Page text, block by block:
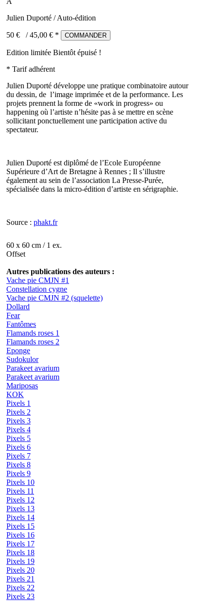
Julien Duporté / Auto-édition
50 € /45,00 € * COMMANDER
Edition limitée Bientôt épuisé !
* Tarif adhérent
Julien Duporté développe une pratique combinatoire autour
du dessin, de l’image imprimée et de la performance. Les
projets prennent la forme de «work in progress» ou
happening où l’artiste n’hésite pas à se mettre en scène
sollicitant ponctuellement une participation active du
spectateur.
Julien Duporté est diplômé de l’Ecole Européenne
Supérieure d’Art de Bretagne à Rennes ; Il s’illustre
également au sein de l’association La Presse-Purée,
spécialisée dans la micro-édition d’artiste en sérigraphie.
Source : phakt.fr
60 x 60 cm / 1 ex.
Offset
Autres publications des auteurs :
Vache pie CMJN #1
Constellation cygne
Vache pie CMJN #2 (squelette)
Dollard
Fear
Fantômes
Flamands roses 1
Flamands roses 2
Eponge
Sudokulor
Parakeet avarium
Parakeet avarium
Mariposas
KOK
Pixels 1
Pixels 2
Pixels 3
Pixels 4
Pixels 5
Pixels 6
Pixels 7
Pixels 8
Pixels 9
Pixels 10
Pixels 11
Pixels 12
Pixels 13
Pixels 14
Pixels 15
Pixels 16
Pixels 17
Pixels 18
Pixels 19
Pixels 20
Pixels 21
Pixels 22
Pixels 23